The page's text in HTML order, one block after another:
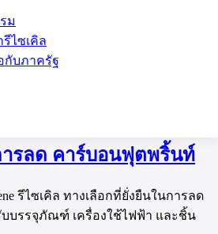
ม
ไซเคิล
กับภาครัฐ
รีไซเคิล ทาง
ารลด คาร์บอนฟุตพริ้นท์
รีไซเคิล ทางเลือกที่ยั่งยืนในการลด
บรรจุภัณฑ์ เครื่องใช้ไฟฟ้า และชิ้น